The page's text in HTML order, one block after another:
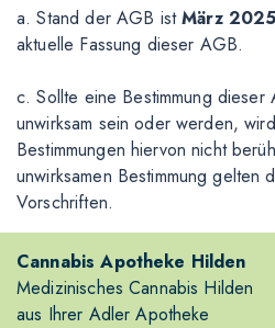
a. Stand der AGB istMärz 2025
aktuelle Fassung dieser AGB.
c. Sollte eine Bestimmung
unwirksam sein oder werden,
Bestimmungen hiervon nicht
unwirksamen Bestimmung gelten
Vorschriften.
Cannabis Apotheke Hilden
Medizinisches Cannabis Hilden
aus Ihrer Adler Apotheke